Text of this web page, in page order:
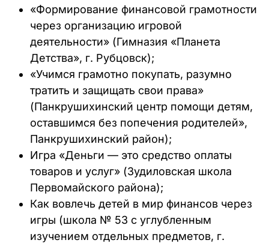
«Формирование финансовой грамотности
через организацию игровой
деятельности» (Гимназия «Планета
Детства», г. Рубцовск);
«Учимся грамотно покупать, разумно
тратить и защищать свои права»
(Панкрушихинский центр помощи детям,
оставшимся без попечения родителей»,
Панкрушихинский район);
Игра «Деньги — это средство оплаты
товаров и услуг» (Зудиловская школа
Первомайского района);
Как вовлечь детей в мир финансов через
игры (школа № 53 с углубленным
изучением отдельных предметов, г.